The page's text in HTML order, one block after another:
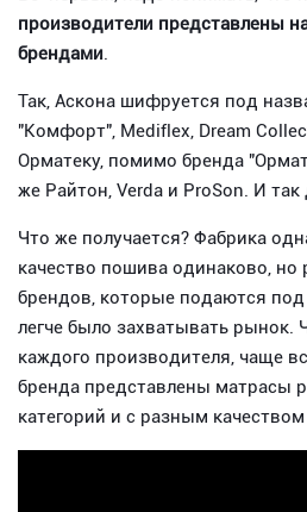
производители представлены
брендами.
Так, Аскона шифруется под
"Комфорт", Mediflex, Dream
Орматеку, помимо бренда
же Райтон, Verda и ProSon. И так
Что же получается? Фабрика
качество пошива одинаково, но
брендов, которые подаются
легче было захватывать рынок.
каждого производителя, чаще
бренда представлены матрасы
категорий и с разным